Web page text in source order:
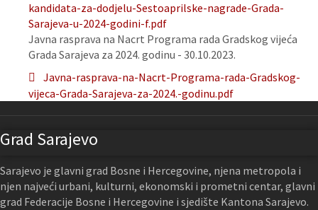
kandidata-za-dodjelu-Sestoaprilske-nagrade-Grada-
Sarajeva-u-2024-godini-f.pdf
Javna rasprava na Nacrt Programa rada Gradskog vijeća
Grada Sarajeva za 2024. godinu - 30.10.2023.
Javna-rasprava-na-Nacrt-Programa-rada-Gradskog-
vijeca-Grada-Sarajeva-za-2024.-godinu.pdf
Grad Sarajevo
Sarajevo je glavni grad Bosne i Hercegovine, njena metropola i
njen najveći urbani, kulturni, ekonomski i prometni centar, glavni
grad Federacije Bosne i Hercegovine i sjedište Kantona Sarajevo.